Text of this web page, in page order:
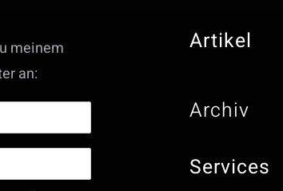
meinem
an:
Artikel
Archiv
Services